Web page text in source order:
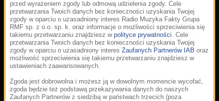
przed wyrażeniem zgody lub odmową udzielenia zgody. Cele
przetwarzania Twoich danych bez konieczności uzyskania Twojej
zgody w oparciu o uzasadniony interes Radio Muzyka Fakty Grupa
RMF sp. z o.o. sp. k. oraz informacje o możliwości sprzeciwienia się
takiemu przetwarzaniu znajdziesz w polityce prywatności. Cele
przetwarzania Twoich danych bez konieczności uzyskania Twojej
zgody w oparciu o uzasadniony interes Zaufanych Partnerów IAB oraz
możliwość sprzeciwienia się takiemu przetwarzaniu znajdziesz w
ustawieniach zaawansowanych.
Zgoda jest dobrowolna i możesz ją w dowolnym momencie wycofać,
zgoda będzie też podstawą przekazywania danych do naszych
Zaufanych Partnerów z siedzibą w państwach trzecich (poza